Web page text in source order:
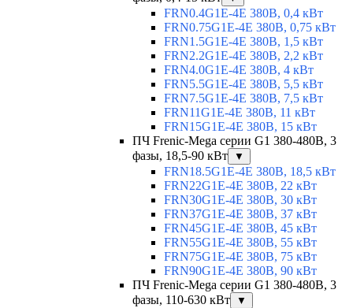
FRN0.4G1E-4E 380В, 0,4 кВт
FRN0.75G1E-4E 380В, 0,75 кВт
FRN1.5G1E-4E 380В, 1,5 кВт
FRN2.2G1E-4E 380В, 2,2 кВт
FRN4.0G1E-4E 380В, 4 кВт
FRN5.5G1E-4E 380В, 5,5 кВт
FRN7.5G1E-4E 380В, 7,5 кВт
FRN11G1E-4E 380В, 11 кВт
FRN15G1E-4E 380В, 15 кВт
ПЧ Frenic-Mega серии G1 380-480В, 3
фазы, 18,5-90 кВт
▼
FRN18.5G1E-4E 380В, 18,5 кВт
FRN22G1E-4E 380В, 22 кВт
FRN30G1E-4E 380В, 30 кВт
FRN37G1E-4E 380В, 37 кВт
FRN45G1E-4E 380В, 45 кВт
FRN55G1E-4E 380В, 55 кВт
FRN75G1E-4E 380В, 75 кВт
FRN90G1E-4E 380В, 90 кВт
ПЧ Frenic-Mega серии G1 380-480В, 3
фазы, 110-630 кВт
▼